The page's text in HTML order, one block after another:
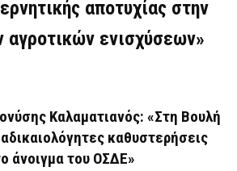
αποτυχίας στην
αγροτικών ενισχύσεων»
Καλαματιανός: «Στη Βουλή
αδικαιολόγητες καθυστερήσεις
άνοιγμα του ΟΣΔΕ»